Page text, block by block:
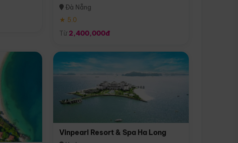
Đà Nẵng
★ 5.0
Từ 2,400,000đ
Vinpearl Resort & Spa Ha Long